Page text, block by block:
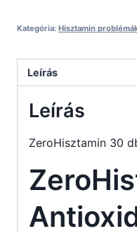
Kategória: Hisztamin
Leírás
Leírás
ZeroHisztamin 30